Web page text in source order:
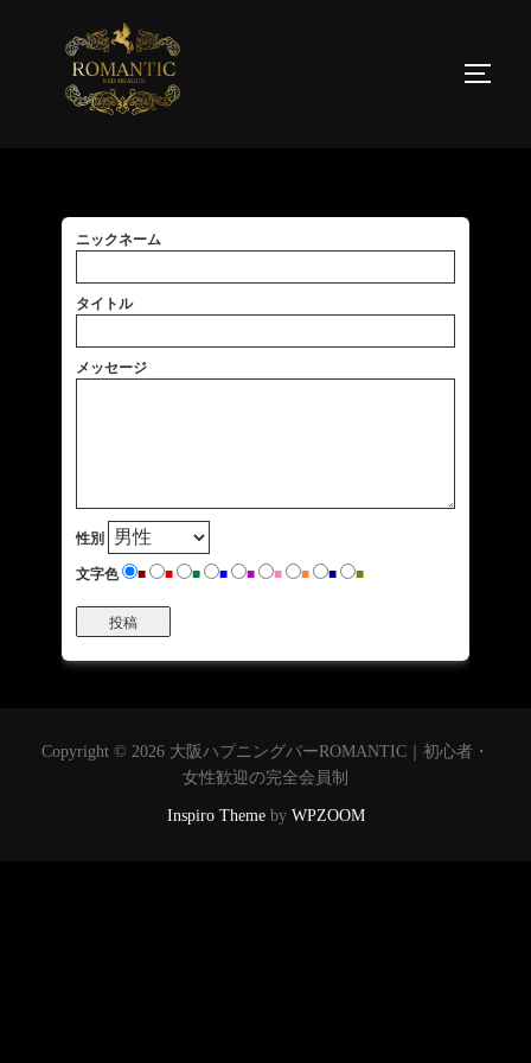
旅での我的経験
ニックネーム
タイトル
メッセージ
性別
文字色 ■ ■ ■ ■ ■ ■ ■ ■ ■
投稿
Copyright © 2026 大阪ハプニングバーROMANTIC｜初心者・
女性歓迎の完全会員制
Inspiro Themeby WPZOOM